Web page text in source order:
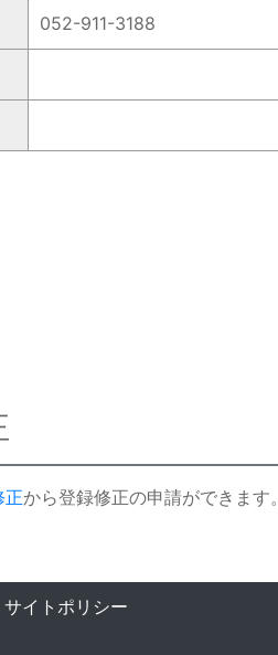
052-911-3188
正から登録修正の申請ができます。
サイトポリシー